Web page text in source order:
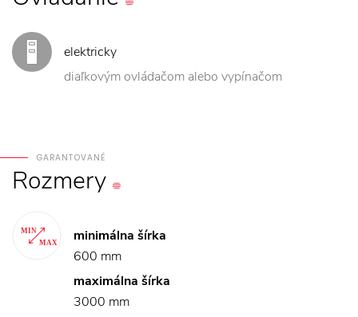
elektricky
diaľkovým ovládačom alebo vypínačom
GARANTOVANÉ
Rozmery
minimálna šírka
600 mm
maximálna šírka
3000 mm